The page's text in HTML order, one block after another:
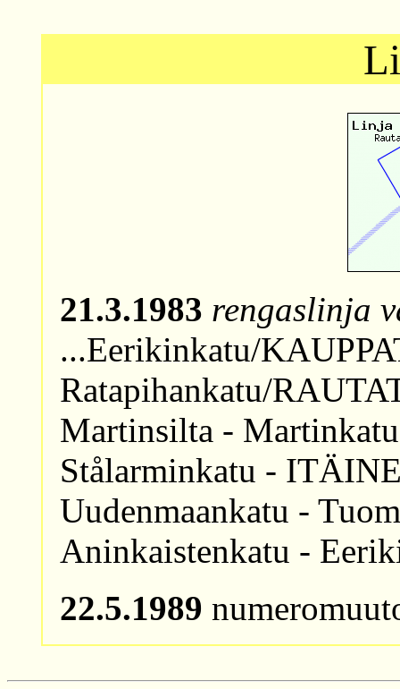
21.3.1983 rengaslinja
...Eerikinkatu/
Ratapihankatu/
Martinsilta -
Stålarminkatu -
Uudenmaankatu -
Aninkaistenkatu -
22.5.1989